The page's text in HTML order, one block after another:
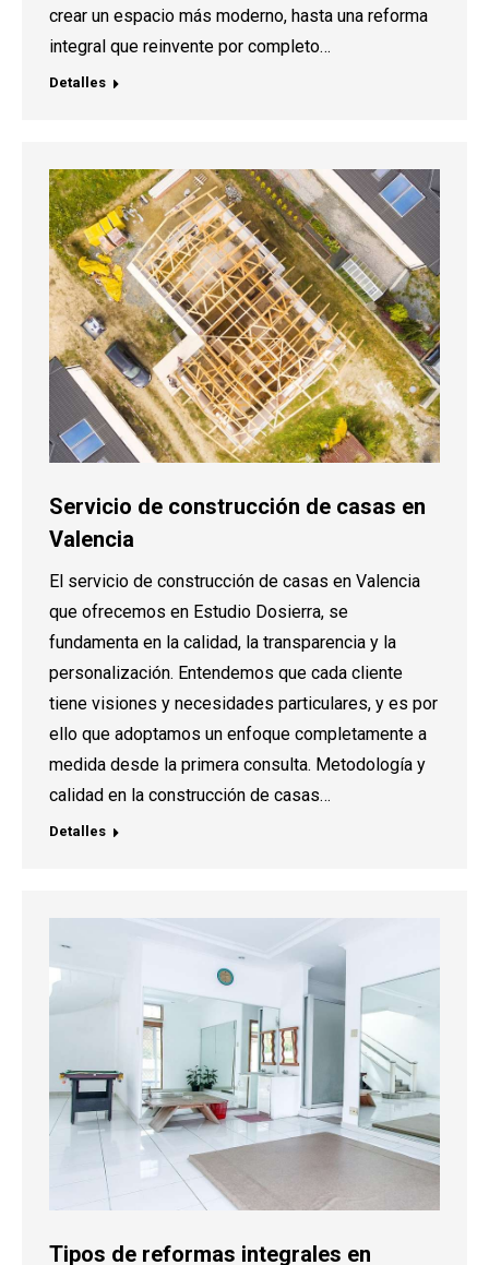
crear un espacio más moderno, hasta una reforma
integral que reinvente por completo…
Detalles
Servicio de construcción de casas en
Valencia
El servicio de construcción de casas en Valencia
que ofrecemos en Estudio Dosierra, se
fundamenta en la calidad, la transparencia y la
personalización. Entendemos que cada cliente
tiene visiones y necesidades particulares, y es por
ello que adoptamos un enfoque completamente a
medida desde la primera consulta. Metodología y
calidad en la construcción de casas…
Detalles
Tipos de reformas integrales en